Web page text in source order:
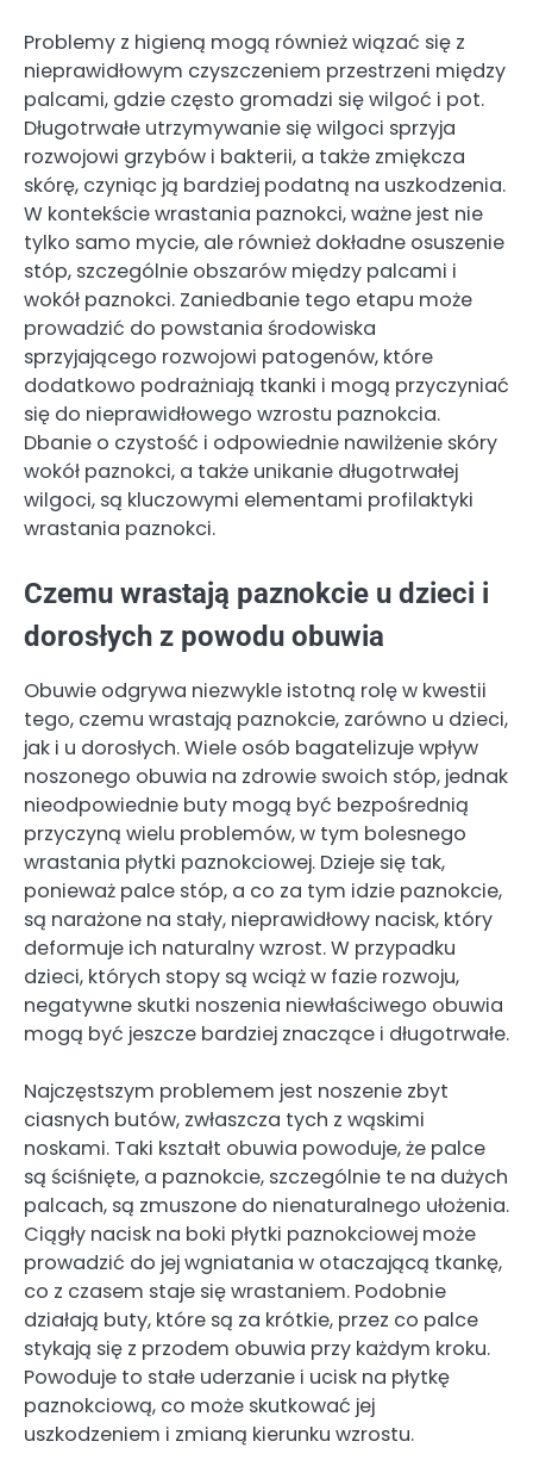
Problemy z higieną mogą również wiązać się z
nieprawidłowym czyszczeniem przestrzeni między
palcami, gdzie często gromadzi się wilgoć i pot.
Długotrwałe utrzymywanie się wilgoci sprzyja
rozwojowi grzybów i bakterii, a także zmiękcza
skórę, czyniąc ją bardziej podatną na uszkodzenia.
W kontekście wrastania paznokci, ważne jest nie
tylko samo mycie, ale również dokładne osuszenie
stóp, szczególnie obszarów między palcami i
wokół paznokci. Zaniedbanie tego etapu może
prowadzić do powstania środowiska
sprzyjającego rozwojowi patogenów, które
dodatkowo podrażniają tkanki i mogą przyczyniać
się do nieprawidłowego wzrostu paznokcia.
Dbanie o czystość i odpowiednie nawilżenie skóry
wokół paznokci, a także unikanie długotrwałej
wilgoci, są kluczowymi elementami profilaktyki
wrastania paznokci.
Czemu wrastają paznokcie u dzieci i
dorosłych z powodu obuwia
Obuwie odgrywa niezwykle istotną rolę w kwestii
tego, czemu wrastają paznokcie, zarówno u dzieci,
jak i u dorosłych. Wiele osób bagatelizuje wpływ
noszonego obuwia na zdrowie swoich stóp, jednak
nieodpowiednie buty mogą być bezpośrednią
przyczyną wielu problemów, w tym bolesnego
wrastania płytki paznokciowej. Dzieje się tak,
ponieważ palce stóp, a co za tym idzie paznokcie,
są narażone na stały, nieprawidłowy nacisk, który
deformuje ich naturalny wzrost. W przypadku
dzieci, których stopy są wciąż w fazie rozwoju,
negatywne skutki noszenia niewłaściwego obuwia
mogą być jeszcze bardziej znaczące i długotrwałe.
Najczęstszym problemem jest noszenie zbyt
ciasnych butów, zwłaszcza tych z wąskimi
noskami. Taki kształt obuwia powoduje, że palce
są ściśnięte, a paznokcie, szczególnie te na dużych
palcach, są zmuszone do nienaturalnego ułożenia.
Ciągły nacisk na boki płytki paznokciowej może
prowadzić do jej wgniatania w otaczającą tkankę,
co z czasem staje się wrastaniem. Podobnie
działają buty, które są za krótkie, przez co palce
stykają się z przodem obuwia przy każdym kroku.
Powoduje to stałe uderzanie i ucisk na płytkę
paznokciową, co może skutkować jej
uszkodzeniem i zmianą kierunku wzrostu.